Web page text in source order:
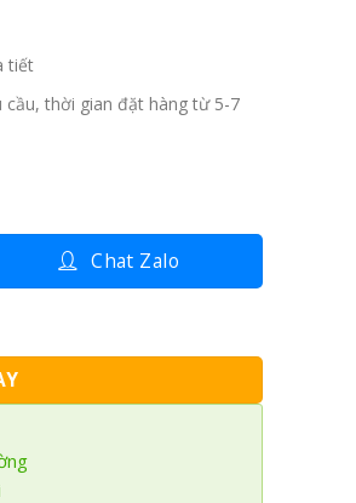
tiết
thời gian đặt hàng từ 5-7
Chat Zalo
14 số lượng